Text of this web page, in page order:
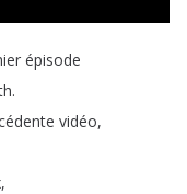
épisode
.
vidéo,
,